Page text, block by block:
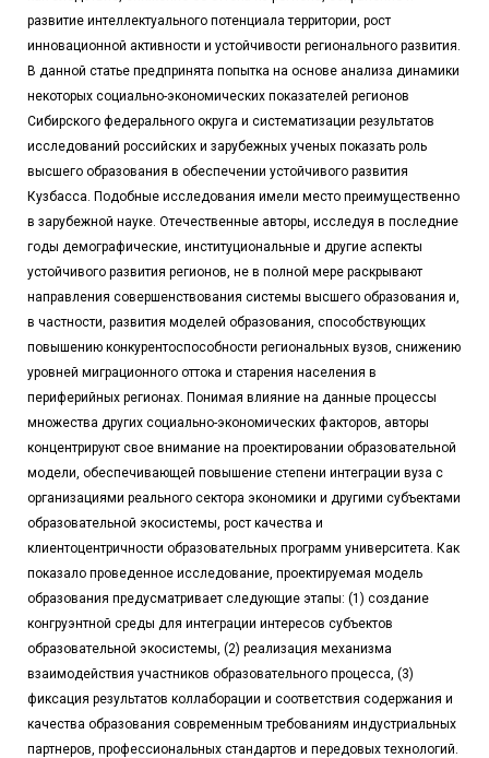
развитие интеллектуального потенциала территории, рост
инновационной активности и устойчивости регионального развития.
В данной статье предпринята попытка на основе анализа динамики
некоторых социально-экономических показателей регионов
Cибирского федерального округа и систематизации результатов
исследований российских и зарубежных ученых показать роль
высшего образования в обеспечении устойчивого развития
Кузбасса. Подобные исследования имели место преимущественно
в зарубежной науке. Отечественные авторы, исследуя в последние
годы демографические, институциональные и другие аспекты
устойчивого развития регионов, не в полной мере раскрывают
направления совершенствования системы высшего образования и,
в частности, развития моделей образования, способствующих
повышению конкурентоспособности региональных вузов, снижению
уровней миграционного оттока и старения населения в
периферийных регионах. Понимая влияние на данные процессы
множества других социально-экономических факторов, авторы
концентрируют свое внимание на проектировании образовательной
модели, обеспечивающей повышение степени интеграции вуза с
организациями реального сектора экономики и другими субъектами
образовательной экосистемы, рост качества и
клиентоцентричности образовательных программ университета. Как
показало проведенное исследование, проектируемая модель
образования предусматривает следующие этапы: (1) создание
конгруэнтной среды для интеграции интересов субъектов
образовательной экосистемы, (2) реализация механизма
взаимодействия участников образовательного процесса, (3)
фиксация результатов коллаборации и соответствия содержания и
качества образования современным требованиям индустриальных
партнеров, профессиональных стандартов и передовых технологий.